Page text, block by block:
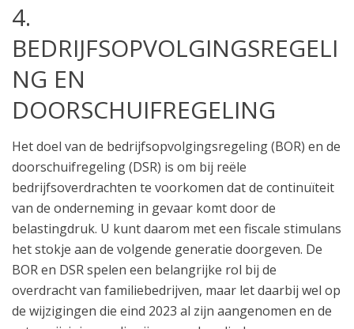
4.
BEDRIJFSOPVOLGINGSREGELI
NG EN
DOORSCHUIFREGELING
Het doel van de bedrijfsopvolgingsregeling (BOR) en de
doorschuifregeling (DSR) is om bij reële
bedrijfsoverdrachten te voorkomen dat de continuïteit
van de onderneming in gevaar komt door de
belastingdruk. U kunt daarom met een fiscale stimulans
het stokje aan de volgende generatie doorgeven. De
BOR en DSR spelen een belangrijke rol bij de
overdracht van familiebedrijven, maar let daarbij wel op
de wijzigingen die eind 2023 al zijn aangenomen en de